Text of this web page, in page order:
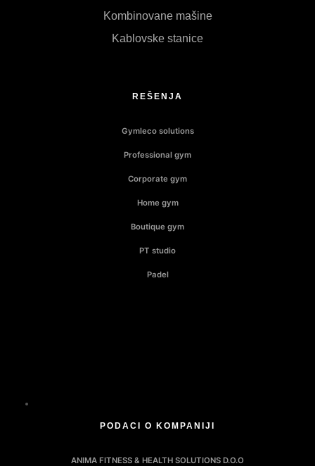
Kombinovane mašine
Kablovske stanice
REŠENJA
Gymleco solutions
Professional gym
Corporate gym
Home gym
Boutique gym
PT studio
Padel
PODACI O KOMPANIJI
ANIMA FITNESS & HEALTH SOLUTIONS D.O.O